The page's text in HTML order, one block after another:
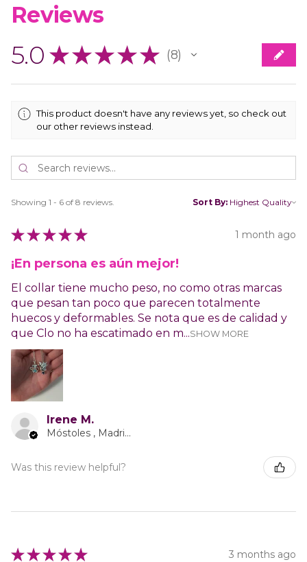
Reviews
5.0 ★ ★ ★ ★ ★ 8
8
This product doesn't have any reviews yet, so check out
our other reviews instead.
Showing 1 - 6 of 8 reviews. Sort By:
★ ★ ★ ★ ★ 1 month ago
¡En persona es aún mejor!
El collar tiene mucho peso, no como otras marcas
que pesan tan poco que parecen totalmente
huecos y deformables. Se nota que es de calidad y
que Clo no ha escatimado en m...SHOW MORE
Irene M.
Móstoles , Madrid Autonomous Community
Was this review helpful?
★ ★ ★ ★ ★ 3 months ago